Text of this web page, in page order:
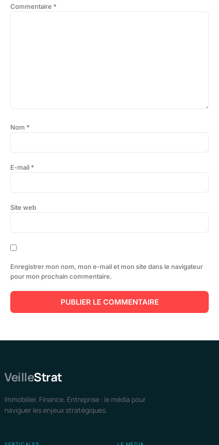
Commentaire *
Nom *
E-mail *
Site web
Enregistrer mon nom, mon e-mail et mon site dans le navigateur
pour mon prochain commentaire.
VeilleStrat
Immobilier, Finance, Entreprise : le média pour
naviguer les enjeux stratégiques.